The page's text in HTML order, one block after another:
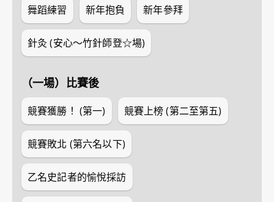
舞蹈練習 新年抱負 新年參拜
針灸 (安心～竹針師登☆場)
（一場）比賽後
競賽獲勝！ (第一) 競賽上榜 (第二至第五)
競賽敗北 (第六名以下)
乙名史記者的愉悅採訪